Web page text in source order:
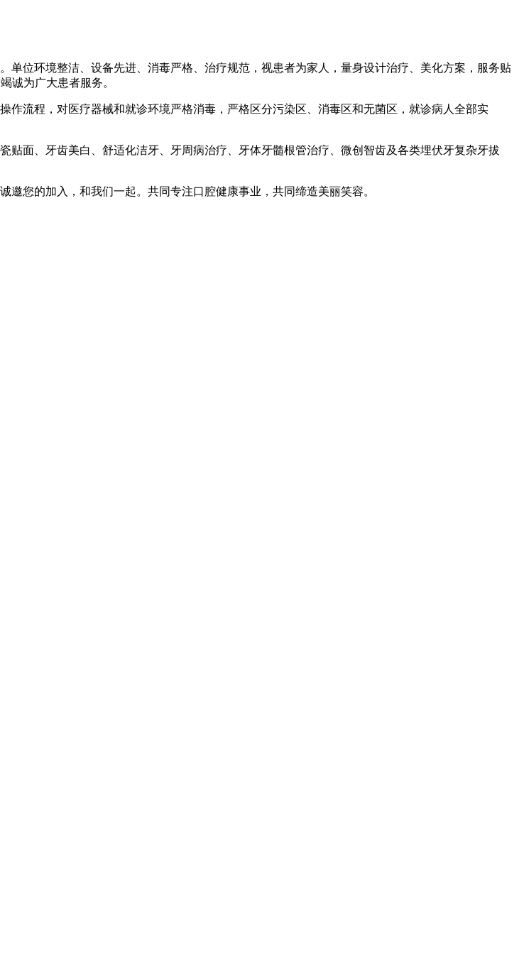
单位环境整洁、设备先进、消毒严格、治疗规范，视患者为家人，量身设计治疗、美化方案，服务贴
诚为广大患者服务。
流程，对医疗器械和就诊环境严格消毒，严格区分污染区、消毒区和无菌区，就诊病人全部实
面、牙齿美白、舒适化洁牙、牙周病治疗、牙体牙髓根管治疗、微创智齿及各类埋伏牙复杂牙拔
您的加入，和我们一起。共同专注口腔健康事业，共同缔造美丽笑容。